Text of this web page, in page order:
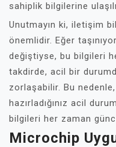
sahiplik bilgilerine
Unutmayın ki, iletişim
önemlidir. Eğer
değiştiyse, bu bilgileri
takdirde, acil bir
zorlaşabilir. Bu
hazırladığınız acil
bilgileri her zaman
Microchip